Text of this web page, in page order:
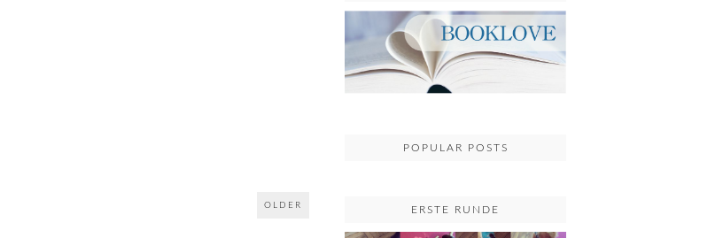
OLDER
POPULAR POSTS
ERSTE RUNDE